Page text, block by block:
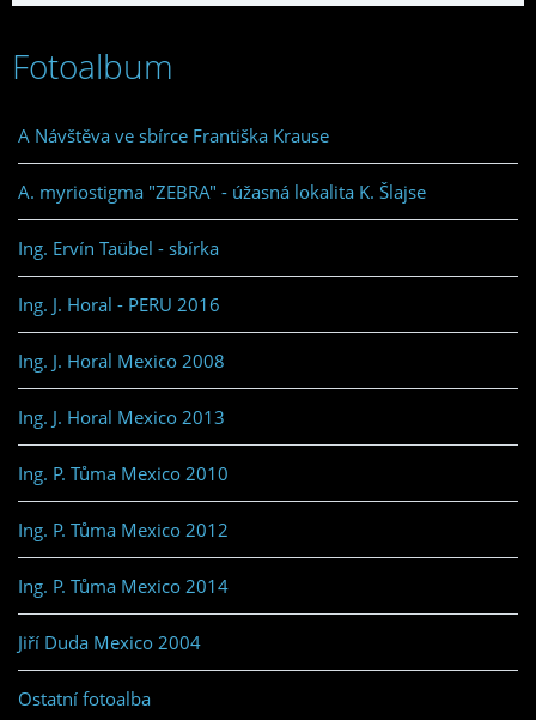
Fotoalbum
A Návštěva ve sbírce Františka Krause
A. myriostigma "ZEBRA" - úžasná lokalita K. Šlajse
Ing. Ervín Taübel - sbírka
Ing. J. Horal - PERU 2016
Ing. J. Horal Mexico 2008
Ing. J. Horal Mexico 2013
Ing. P. Tůma Mexico 2010
Ing. P. Tůma Mexico 2012
Ing. P. Tůma Mexico 2014
Jiří Duda Mexico 2004
Ostatní fotoalba